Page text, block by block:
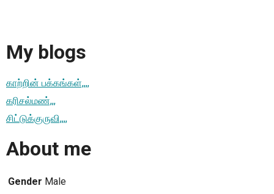
My blogs
காற்றின் பக்கங்கள்,,,,
கரிசல்மண்,,,
சிட்டுக்குருவி,,,,
About me
Gender Male